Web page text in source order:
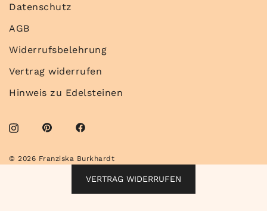
Datenschutz
AGB
Widerrufsbelehrung
Vertrag widerrufen
Hinweis zu Edelsteinen
© 2026 Franziska Burkhardt
VERTRAG WIDERRUFEN